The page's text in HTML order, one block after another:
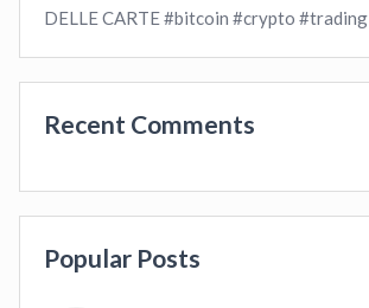
DELLE CARTE #bitcoin #crypto #trading
Recent Comments
Popular Posts